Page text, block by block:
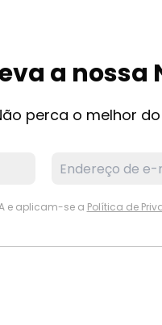
a nossa
perca o melhor
e aplicam-se a Política de